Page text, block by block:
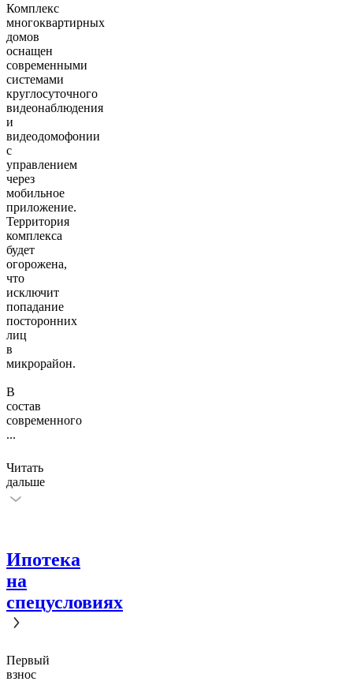
Комплекс
многоквартирных
домов
оснащен
современными
системами
круглосуточного
видеонаблюдения
и
видеодомофонии
с
управлением
через
мобильное
приложение.
Территория
комплекса
будет
огорожена,
что
исключит
попадание
посторонних
лиц
в
микрорайон.
В
состав
современного
...
Читать
дальше
Ипотека
на
спецусловиях
Первый
взнос